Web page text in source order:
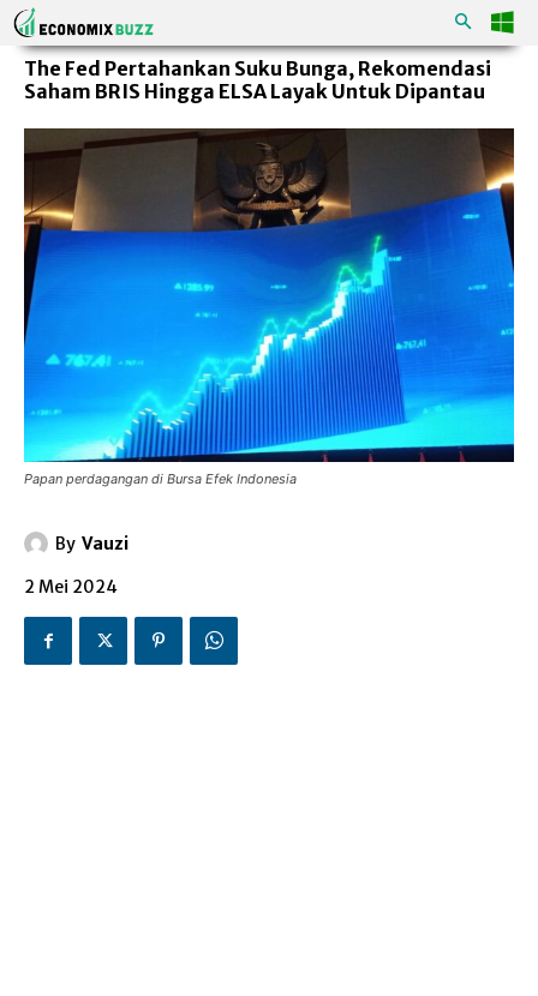
The Fed Pertahankan Suku Bunga, Rekomendasi
Saham BRIS Hingga ELSA Layak Untuk Dipantau
Papan perdagangan di Bursa Efek Indonesia
By Vauzi
2 Mei 2024